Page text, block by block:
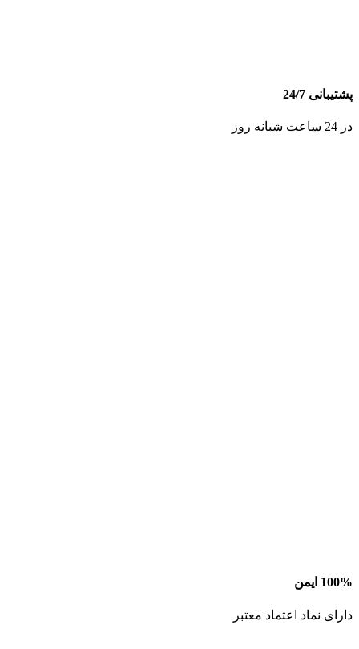
پشتیبانی 24/7
در 24 ساعت شبانه روز
100% ایمن
دارای نماد اعتماد معتبر